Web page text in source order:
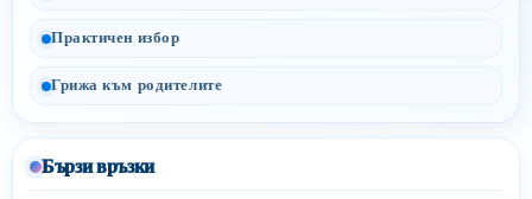
Практичен избор
Грижа към родителите
Бързи връзки